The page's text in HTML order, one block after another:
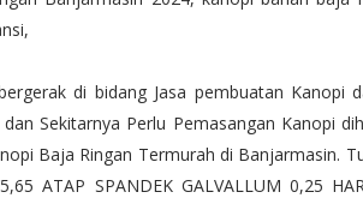
di bidang Jasa pembuatan Kanopi
Sekitarnya Perlu Pemasangan Kanopi
Baja Ringan Termurah di Banjarmasin.
ATAP SPANDEK GALVALLUM 0,25